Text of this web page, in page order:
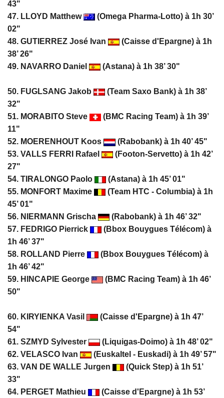
43"
47. LLOYD Matthew
(Omega Pharma-Lotto) à 1h 30’
02"
48. GUTIERREZ José Ivan
(Caisse d'Epargne) à 1h
38’ 26"
49. NAVARRO Daniel
(Astana) à 1h 38’ 30"
50. FUGLSANG Jakob
(Team Saxo Bank) à 1h 38’
32"
51. MORABITO Steve
(BMC Racing Team) à 1h 39’
11"
52. MOERENHOUT Koos
(Rabobank) à 1h 40’ 45"
53. VALLS FERRI Rafael
(Footon-Servetto) à 1h 42’
27"
54. TIRALONGO Paolo
(Astana) à 1h 45’ 01"
55. MONFORT Maxime
(Team HTC - Columbia) à 1h
45’ 01"
56. NIERMANN Grischa
(Rabobank) à 1h 46’ 32"
57. FEDRIGO Pierrick
(Bbox Bouygues Télécom) à
1h 46’ 37"
58. ROLLAND Pierre
(Bbox Bouygues Télécom) à
1h 46’ 42"
59. HINCAPIE George
(BMC Racing Team) à 1h 46’
50"
60. KIRYIENKA Vasil
(Caisse d'Epargne) à 1h 47’
54"
61. SZMYD Sylvester
(Liquigas-Doimo) à 1h 48’ 02"
62. VELASCO Ivan
(Euskaltel - Euskadi) à 1h 49’ 57"
63. VAN DE WALLE Jurgen
(Quick Step) à 1h 51’
33"
64. PERGET Mathieu
(Caisse d'Epargne) à 1h 53’